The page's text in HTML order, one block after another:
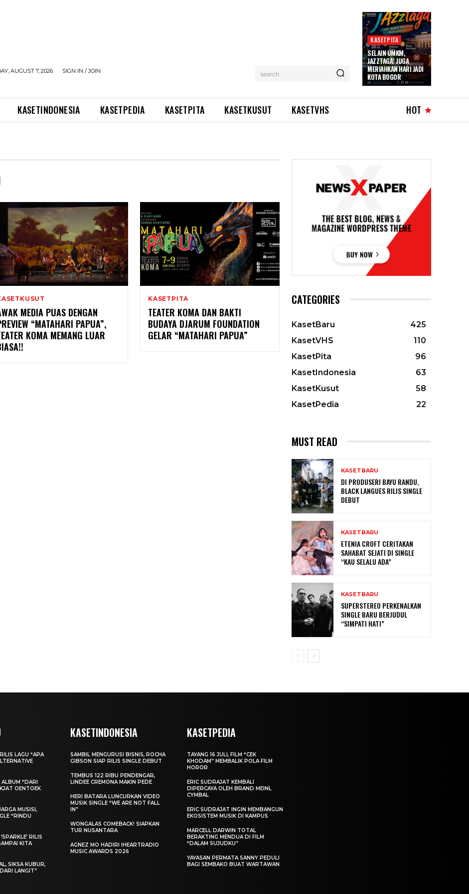
AUGUST 7, 2026 SIGN IN / JOIN search
KASETPITA
SELAIN UMKM,
JAZZTAGA! JUGA
MERIAHKAN HARI JADI
KOTA BOGOR
KASETINDONESIA KASETPEDIA KASETPITA KASETKUSUT KASETVHS HOT
MEDIA PUAS DENGAN
“MATAHARI PAPUA”,
KOMA MEMANG LUAR
KASETPITA
TEATER KOMA DAN BAKTI
BUDAYA DJARUM FOUNDATION
GELAR “MATAHARI PAPUA”
CATEGORIES
KasetBaru
425
KasetVHS
110
KasetPita
96
KasetIndonesia
63
KasetKusut
58
KasetPedia
22
MUST READ
KASETBARU
DI PRODUSERI BAYU RANDU,
BLACK LANGUES RILIS SINGLE
DEBUT
KASETBARU
ETENIA CROFT CERITAKAN
SAHABAT SEJATI DI SINGLE
“KAU SELALU ADA”
KASETBARU
SUPERSTEREO PERKENALKAN
SINGLE BARU BERJUDUL
“SIMPATI HATI”
LAGU “APA
“DARI
OENTOEK
MUSISI,
“RINDU
RILIS
KITA
SIKSA KUBUR,
LANGIT”
KASETINDONESIA
SAMBIL MENGURUSI BISNIS, ROCHA
GIBSON SIAP RILIS SINGLE DEBUT
TEMBUS 122 RIBU PENDENGAR,
LINDEE CREMONA MAKIN PEDE
HERI BATARA LUNCURKAN VIDEO
MUSIK SINGLE “WE ARE NOT FALL
IN”
WONGALAS COMEBACK! SIAPKAN
TUR NUSANTARA
AGNEZ MO HADIRI IHEARTRADIO
MUSIC AWARDS 2026
KASETPEDIA
TAYANG 16 JULI, FILM “CEK
KHODAM” MEMBALIK POLA FILM
HOROR
ERIC SUDRAJAT KEMBALI
DIPERCAYA OLEH BRAND MEINL
CYMBAL
ERIC SUDRAJAT INGIN MEMBANGUN
EKOSISTEM MUSIK DI KAMPUS
MARCELL DARWIN TOTAL
BERAKTING MENDUA DI FILM
“DALAM SUJUDKU”
YAYASAN PERMATA SANNY PEDULI
BAGI SEMBAKO BUAT WARTAWAN